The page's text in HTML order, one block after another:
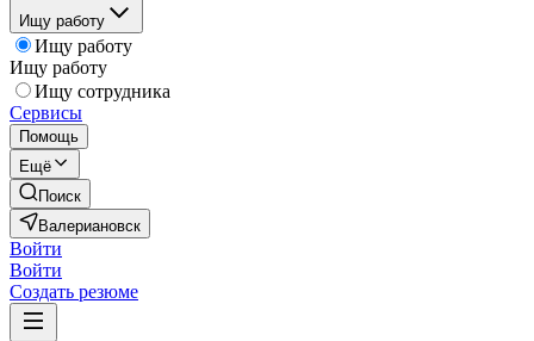
Ищу работу
Ищу работу
Ищу работу
Ищу сотрудника
Сервисы
Помощь
Ещё
Поиск
Валериановск
Войти
Войти
Создать резюме